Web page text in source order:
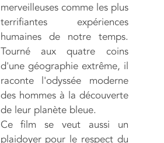
merveilleuses comme les plus
terrifiantes expériences
humaines de notre temps.
Tourné aux quatre coins
d'une géographie extrême, il
raconte l'odyssée moderne
des hommes à la découverte
de leur planète bleue.
Ce film se veut aussi un
plaidoyer pour le respect du